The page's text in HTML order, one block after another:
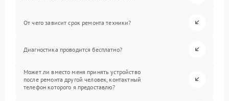
От чего зависит срок ремонта техники?
Диагностика проводится бесплатно?
Может ли вместо меня принять устройство
после ремонта другой человек, контактный
телефон которого я предоставлю?